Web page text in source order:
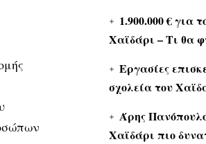
1.900.000 € για
Χαϊδάρι – Τι θα
Εργασίες
σχολεία του
Άρης
Χαϊδάρι πιο